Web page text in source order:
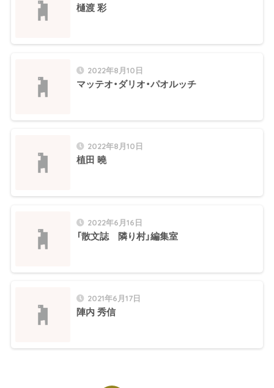
樋渡 彩
2022年8月10日
マッテオ・ダリオ・パオルッチ
2022年8月10日
植田 曉
2022年6月16日
「散文誌 隣り村」編集室
2021年6月17日
陣内 秀信